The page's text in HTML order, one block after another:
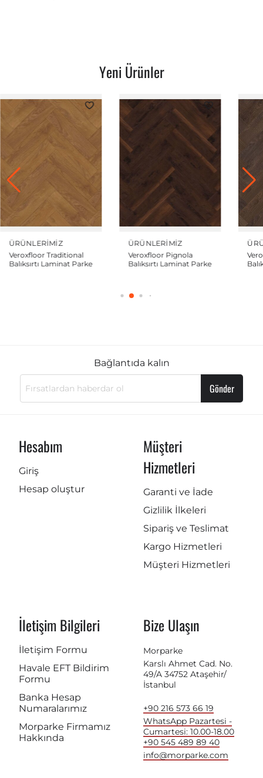
Yeni Ürünler
ÜRÜNLERIMIZ
Veroxfloor Pignola
Balıksırtı Laminat Parke
ÜRÜNLERIMIZ
Veroxfloor Famous
Balıksırtı Laminat Parke
Bağlantıda kalın
Gönder
Hesabım
Giriş
Hesap oluştur
Müşteri
Hizmetleri
Garanti ve İade
Gizlilik İlkeleri
Sipariş ve Teslimat
Kargo Hizmetleri
Müşteri Hizmetleri
İletişim Bilgileri
İletişim Formu
Havale EFT Bildirim
Formu
Banka Hesap
Numaralarımız
Morparke Firmamız
Hakkında
Bize Ulaşın
Morparke
Karslı Ahmet Cad. No.
49/A 34752 Ataşehir/
İstanbul
+90 216 573 66 19
WhatsApp Pazartesi -
Cumartesi: 10.00-18.00
+90 545 489 89 40
info@morparke.com